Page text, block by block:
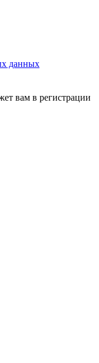
данных
вам в регистрации